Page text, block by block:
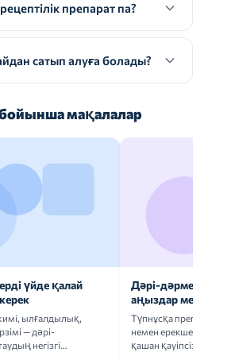
препарат па?
сатып алуға болады?
мақалалар
үйде қалай
ылғалдылық,
— дәрі-
негізгі
Дәрі-дәрмек
аңыздар мен
Түпнұсқа
немен ерекшеленеді
қашан қауіпсіз.